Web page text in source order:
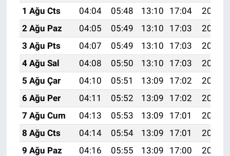
1 Ağu Cts
04:04 05:48 13:10 17:04
20:22
2 Ağu Paz
04:05 05:49 13:10 17:03
20:21
3 Ağu Pts
04:07 05:49 13:10 17:03
20:20
4 Ağu Sal
04:08 05:50 13:10 17:03
20:19
5 Ağu Çar
04:10 05:51 13:09 17:02
20:17
6 Ağu Per
04:11 05:52 13:09 17:02
20:16
7 Ağu Cum
04:13 05:53 13:09 17:01
20:15
8 Ağu Cts
04:14 05:54 13:09 17:01
20:14
9 Ağu Paz
04:16 05:55 13:09 17:00
20:13